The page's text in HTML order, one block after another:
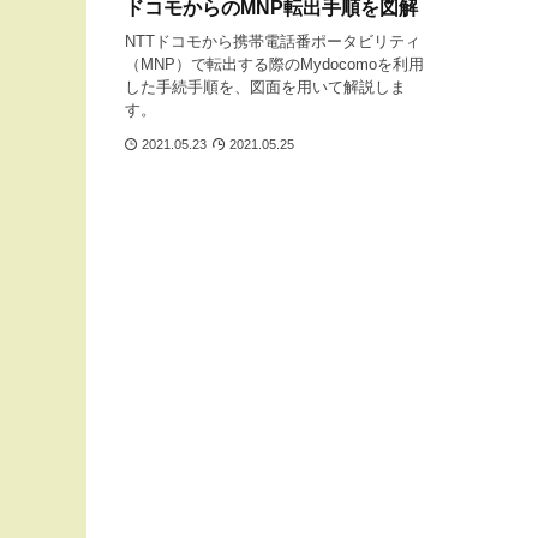
ドコモからのMNP転出手順を図解
NTTドコモから携帯電話番ポータビリティ
（MNP）で転出する際のMydocomoを利用
した手続手順を、図面を用いて解説しま
す。
2021.05.23 2021.05.25